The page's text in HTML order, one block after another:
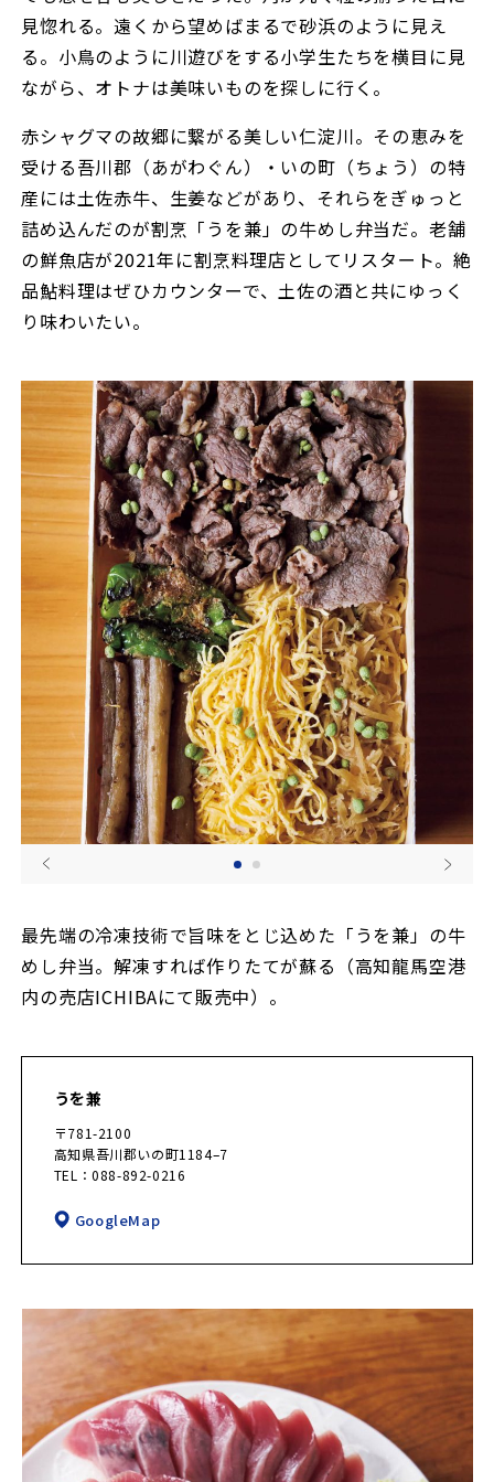
見惚れる。遠くから望めばまるで砂浜のように見え
る。小鳥のように川遊びをする小学生たちを横目に見
ながら、オトナは美味いものを探しに行く。
赤シャグマの故郷に繋がる美しい仁淀川。その恵みを
受ける吾川郡（あがわぐん）・いの町（ちょう）の特
産には土佐赤牛、生姜などがあり、それらをぎゅっと
詰め込んだのが割烹「うを兼」の牛めし弁当だ。老舗
の鮮魚店が2021年に割烹料理店としてリスタート。絶
品鮎料理はぜひカウンターで、土佐の酒と共にゆっく
り味わいたい。
最先端の冷凍技術で旨味をとじ込めた「うを兼」の牛
めし弁当。解凍すれば作りたてが蘇る（高知龍馬空港
内の売店ICHIBAにて販売中）。
うを兼
〒781-2100
高知県吾川郡いの町1184–7
TEL：088-892-0216
GoogleMap